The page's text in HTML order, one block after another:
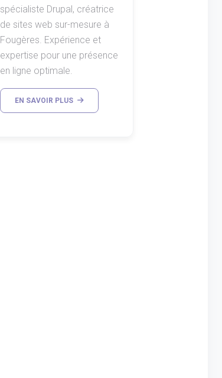
spécialiste Drupal, créatrice
de sites web sur-mesure à
Fougères. Expérience et
expertise pour une présence
en ligne optimale.
EN SAVOIR PLUS